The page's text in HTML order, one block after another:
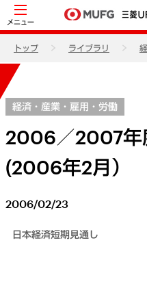
メニュー
トップ ライブラリ
経済・産業・雇用・労働
2006／2007年
(2006年2月）
2006/02/23
日本経済短期見通し